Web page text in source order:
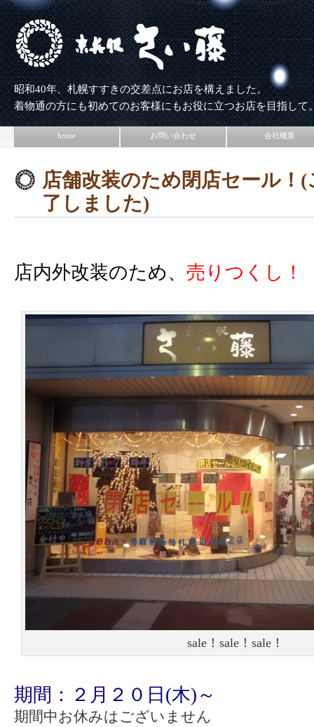
昭和40年、札幌すすきの交差点にお店を構えました。
着物通の方にも初めてのお客様にもお役に立つお店を目指して
home お問い合わせ 会社概要
店舗改装のため閉店セール！
了しました)
店内外改装のため、 売りつくし！
sale！sale！sale！
期間：２月２０日(木)～
期間中お休みはございません